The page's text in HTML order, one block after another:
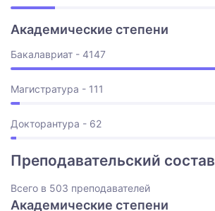
Академические степени
Бакалавриат - 4147
Магистратура - 111
Докторантура - 62
Преподавательский состав
Всего в 503 преподавателей
Академические степени